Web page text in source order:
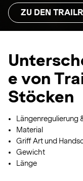
ZU DEN
e von
Stöcken
Längenregulierung
Material
Griff Art und
Gewicht
Länge